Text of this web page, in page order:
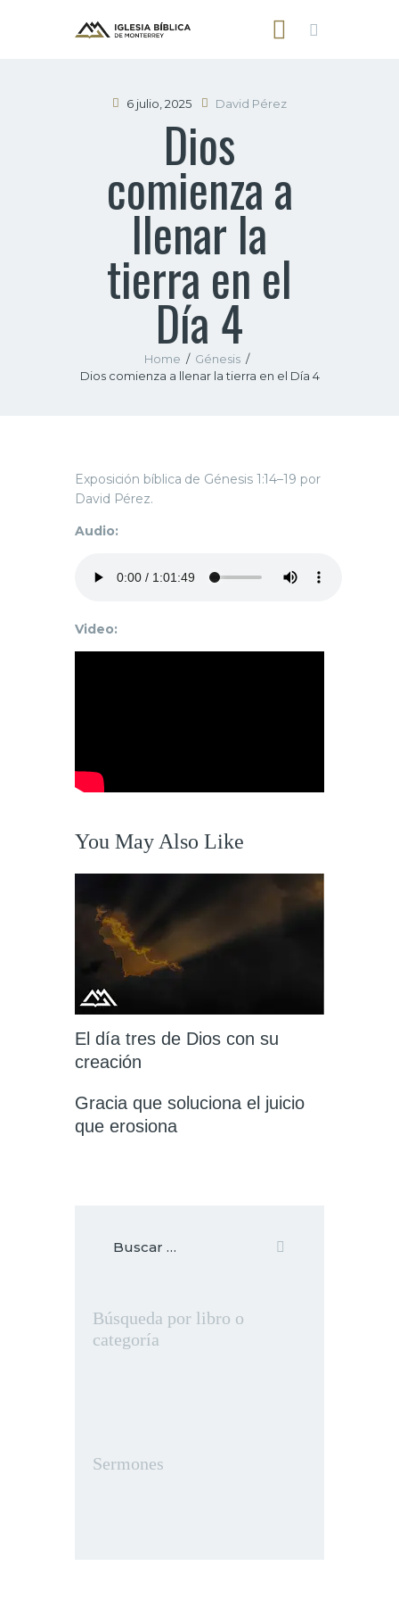
6 julio, 2025 David Pérez
Dios
comienza a
llenar la
tierra en el
Día 4
Home
Génesis
Dios comienza a llenar la tierra en el Día 4
NOSOTROS
SERMONES
CONTACTO
Exposición bíblica de Génesis 1:14–19 por
David Pérez.
Audio:
Video:
You May Also Like
El día tres de Dios con su
creación
Gracia que soluciona el juicio
que erosiona
Búsqueda por libro o
categoría
Sermones